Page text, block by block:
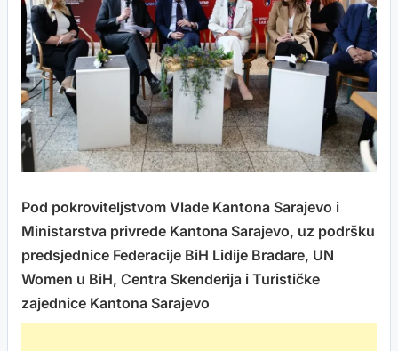
Pod pokroviteljstvom Vlade Kantona Sarajevo i
Ministarstva privrede Kantona Sarajevo, uz podršku
predsjednice Federacije BiH Lidije Bradare, UN
Women u BiH, Centra Skenderija i Turističke
zajednice Kantona Sarajevo